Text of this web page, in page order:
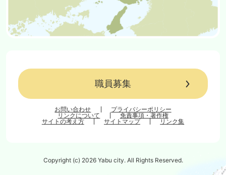
職員募集
お問い合わせ
プライバシーポリシー
リンクについて
免責事項・著作権
サイトの考え方
サイトマップ リンク集
Copyright (c) 2026 Yabu city. All Rights Reserved.